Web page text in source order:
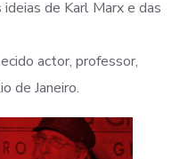
de Karl Marx e das
actor, professor,
de Janeiro.